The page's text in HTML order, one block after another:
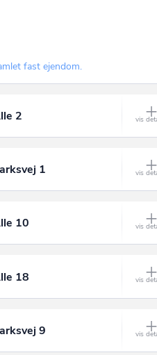
fast ejendom.
2
1
10
18
9